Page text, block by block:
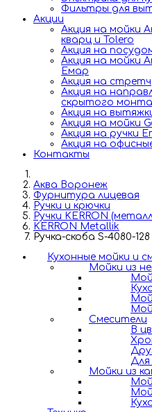
Фильтры для
Акции
Акция на мойки
кварц и Tolero
Акция на
Акция на мойки
Емар
Акция на стретч
Акция на
скрытого
Акция на
Акция на мойки
Акция на ручки
Акция на
Контакты
Аква Воронеж
Фурнитура лицевая
Ручки и крючки
Ручки KERRON
KERRON Metallik
Ручка-скоба S-4080-128
Кухонные мойки и
Мойки из
Смесители
В
Для
Мойки из